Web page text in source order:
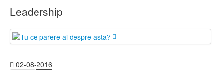
Hai Sus!
Leadership
02-08-2016